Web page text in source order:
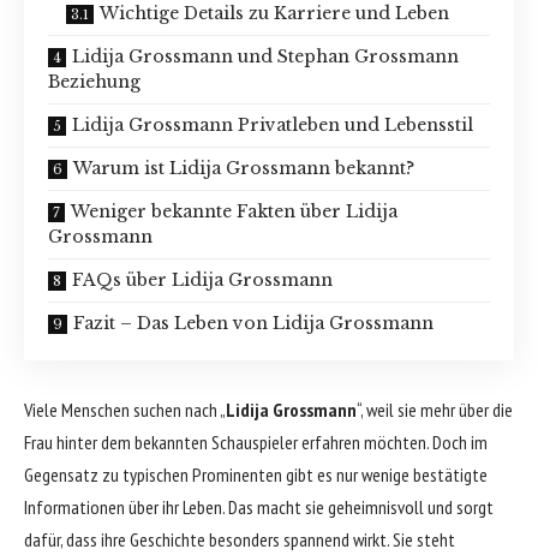
Wichtige Details zu Karriere und Leben
Lidija Grossmann und Stephan Grossmann
Beziehung
Lidija Grossmann Privatleben und Lebensstil
Warum ist Lidija Grossmann bekannt?
Weniger bekannte Fakten über Lidija
Grossmann
FAQs über Lidija Grossmann
Fazit – Das Leben von Lidija Grossmann
Viele Menschen suchen nach „Lidija Grossmann“, weil sie mehr über die
Frau hinter dem bekannten Schauspieler erfahren möchten. Doch im
Gegensatz zu typischen Prominenten gibt es nur wenige bestätigte
Informationen über ihr Leben. Das macht sie geheimnisvoll und sorgt
dafür, dass ihre Geschichte besonders spannend wirkt. Sie steht